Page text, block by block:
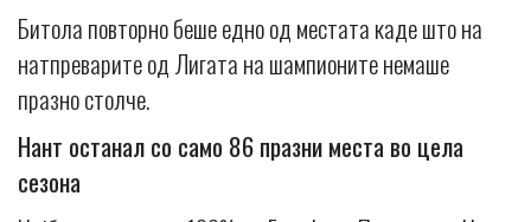
Битола повторно беше едно од местата каде што на
натпреварите од Лигата на шампионите немаше
празно столче.
Нант останал со само 86 празни места во цела
сезона